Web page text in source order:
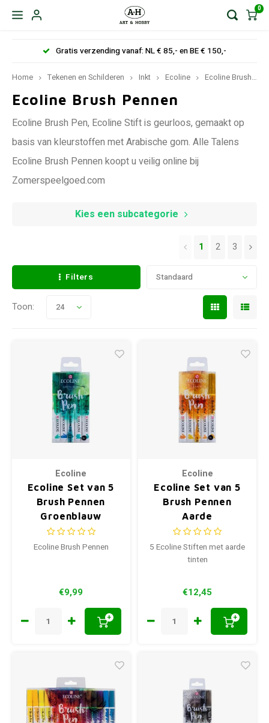
0
Gratis verzending vanaf: NL € 85,- en BE € 150,-
Home Tekenen en Schilderen Inkt Ecoline Ecoline Brush Pen
Ecoline Brush Pennen
Ecoline Brush Pen, Ecoline Stift is geurloos, gemaakt op
basis van kleurstoffen met Arabische gom. Alle Talens
Ecoline Brush Pennen koopt u veilig online bij
Zomerspeelgoed.com
Kies een subcategorie
Filters Standaard
1 2 3
Toon: 24
Ecoline
Ecoline Set van 5
Brush Pennen
Groenblauw
Ecoline Brush Pennen
€9,99
+
Ecoline
Ecoline Set van 5
Brush Pennen
Aarde
5 Ecoline Stiften met aarde
tinten
€12,45
+